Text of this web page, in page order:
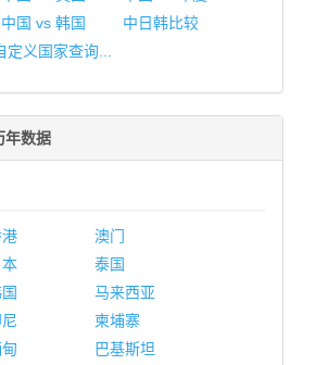
中国 vs 韩国
中日韩比较
定义国家查询...
年数据
澳门
本
泰国
马来西亚
柬埔寨
巴基斯坦